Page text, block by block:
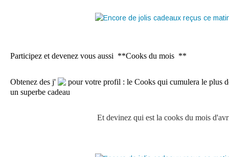
Participez et devenez vous aussi **Cooks du mois **
Obtenez des j'
pour votre profil : le Cooks qui cumulera le plus
un superbe cadeau
Et devinez qui est la cooks du mois